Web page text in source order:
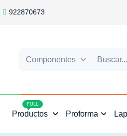
922870673
Componentes
3
Productos
FULL
Proforma